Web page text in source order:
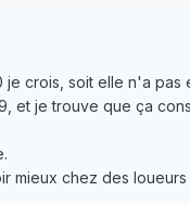
je crois, soit elle n'a pas
et je trouve que ça
mieux chez des